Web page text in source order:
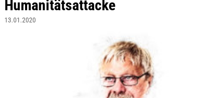
Humanitätsattacke
13.01.2020